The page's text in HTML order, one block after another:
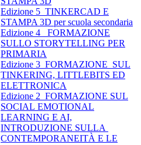
Edizione 5_TINKERCAD E
STAMPA 3D per scuola secondaria
Edizione 4_ FORMAZIONE
SULLO STORYTELLING PER
PRIMARIA
Edizione 3_FORMAZIONE SUL
TINKERING, LITTLEBITS ED
ELETTRONICA
Edizione 2_FORMAZIONE SUL
SOCIAL EMOTIONAL
LEARNING E AI,
INTRODUZIONE SULLA
CONTEMPORANEITÀ E LE